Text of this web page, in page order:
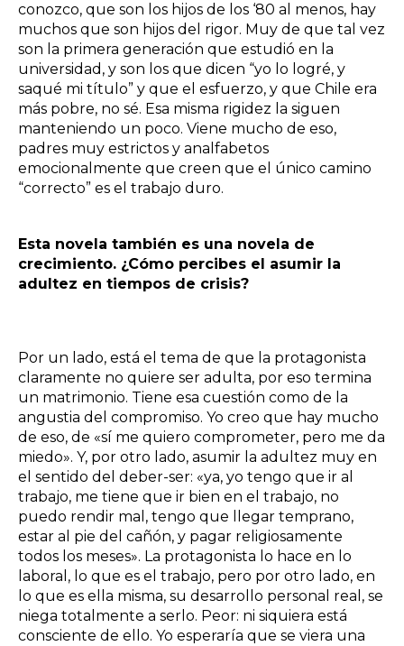
conozco, que son los hijos de los ‘80 al menos, hay
muchos que son hijos del rigor. Muy de que tal vez
son la primera generación que estudió en la
universidad, y son los que dicen “yo lo logré, y
saqué mi título” y que el esfuerzo, y que Chile era
más pobre, no sé. Esa misma rigidez la siguen
manteniendo un poco. Viene mucho de eso,
padres muy estrictos y analfabetos
emocionalmente que creen que el único camino
“correcto” es el trabajo duro.
Esta novela también es una novela de
crecimiento. ¿Cómo percibes el asumir la
adultez en tiempos de crisis?
Por un lado, está el tema de que la protagonista
claramente no quiere ser adulta, por eso termina
un matrimonio. Tiene esa cuestión como de la
angustia del compromiso. Yo creo que hay mucho
de eso, de «sí me quiero comprometer, pero me da
miedo». Y, por otro lado, asumir la adultez muy en
el sentido del deber-ser: «ya, yo tengo que ir al
trabajo, me tiene que ir bien en el trabajo, no
puedo rendir mal, tengo que llegar temprano,
estar al pie del cañón, y pagar religiosamente
todos los meses». La protagonista lo hace en lo
laboral, lo que es el trabajo, pero por otro lado, en
lo que es ella misma, su desarrollo personal real, se
niega totalmente a serlo. Peor: ni siquiera está
consciente de ello. Yo esperaría que se viera una